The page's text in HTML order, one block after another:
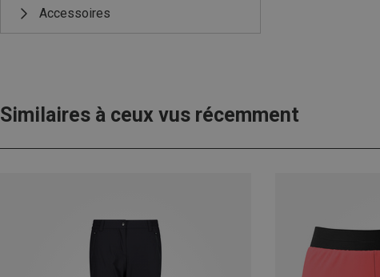
Accessoires
Similaires à ceux vus récemment